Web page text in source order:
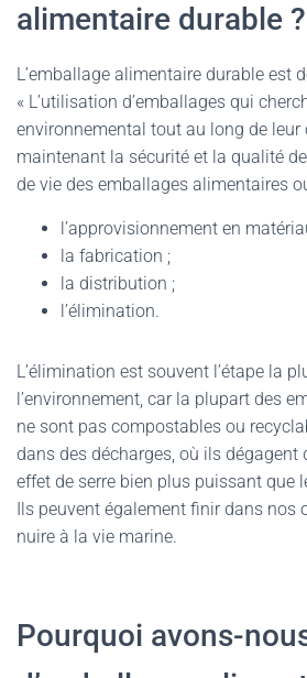
alimentaire durable ?
L’emballage alimentaire durable est
« L’utilisation d’emballages qui
environnemental tout au long de leur
maintenant la sécurité et la qualité
de vie des emballages alimentaires
l’approvisionnement en
la fabrication ;
la distribution ;
l’élimination.
L’élimination est souvent l’étape la
l’environnement, car la plupart des
ne sont pas compostables ou
dans des décharges, où ils dégagent
effet de serre bien plus puissant que
Ils peuvent également finir dans nos
nuire à la vie marine.
Pourquoi avons-